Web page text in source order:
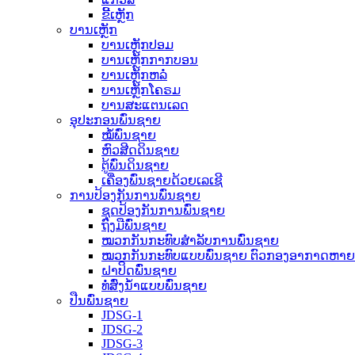
ຂີ້ເຫຼັກ
ບານເຫຼັກ
ບານເຫຼັກປອມ
ບານເຫຼັກກາກບອນ
ບານເຫຼັກຫລໍ່
ບານເຫຼັກໂຄຣມ
ບານສະແຕນເລດ
ອຸປະກອນພົ່ນຊາຍ
ໝໍ້ພົ່ນຊາຍ
ຫົວສີດດິນຊາຍ
ຕູ້ພົ່ນດິນຊາຍ
ເຄື່ອງພົ່ນຊາຍດ້ວຍເລເຊີ
ການປ້ອງກັນການພົ່ນຊາຍ
ຊຸດປ້ອງກັນການພົ່ນຊາຍ
ຖົງມືພົ່ນຊາຍ
ໝວກກັນກະທົບສຳລັບການພົ່ນຊາຍ
ໝວກກັນກະທົບແບບພົ່ນຊາຍ ຕົວກອງອາກາດຫາ
ຝາປິດພົ່ນຊາຍ
ທໍ່ສົ່ງນ້ຳແບບພົ່ນຊາຍ
ປືນພົ່ນຊາຍ
JDSG-1
JDSG-2
JDSG-3